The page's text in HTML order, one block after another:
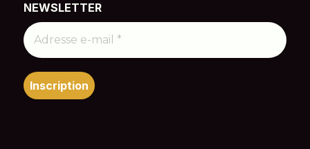
NEWSLETTER